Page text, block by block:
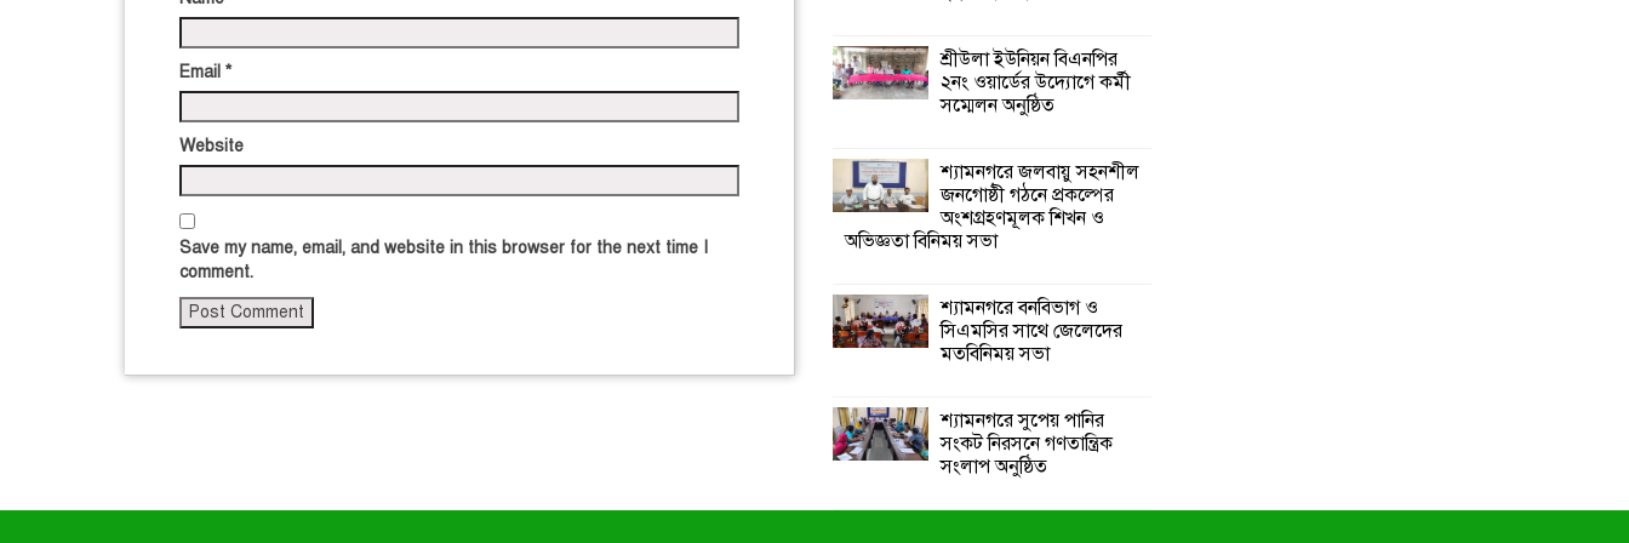
Email *
Website
Save my name, email, and website in this browser for the next time I
comment.
শ্রীউলা ইউনিয়ন বিএনপির
২নং ওয়ার্ডের উদ্যোগে কর্মী
সম্মেলন অনুষ্ঠিত
শ্যামনগরে জলবায়ু সহনশীল
জনগোষ্ঠী গঠনে প্রকল্পের
অংশগ্রহণমূলক শিখন ও
অভিজ্ঞতা বিনিময় সভা
শ্যামনগরে বনবিভাগ ও
সিএমসির সাথে জেলেদের
মতবিনিময় সভা
শ্যামনগরে সুপেয় পানির
সংকট নিরসনে গণতান্ত্রিক
সংলাপ অনুষ্ঠিত